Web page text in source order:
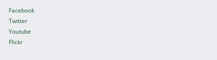
Facebook
Twitter
Youtube
Flickr